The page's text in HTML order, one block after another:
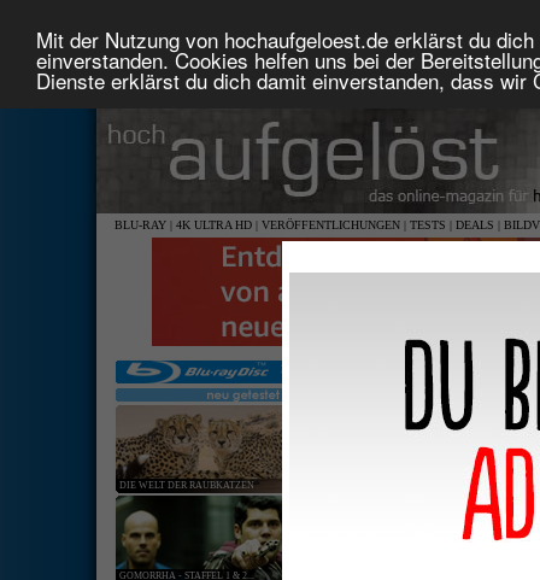
Mit der Nutzung von hochaufgeloest.de erklärst du
einverstanden. Cookies helfen uns bei der
Dienste erklärst du dich damit einverstanden, dass
BLU-RAY | 4K ULTRA HD | VERÖFFENTLICHUNGEN | TESTS | DEALS |
DIE WELT DER RAUBKATZEN
GOMORRHA - STAFFEL 1 & 2...
keine